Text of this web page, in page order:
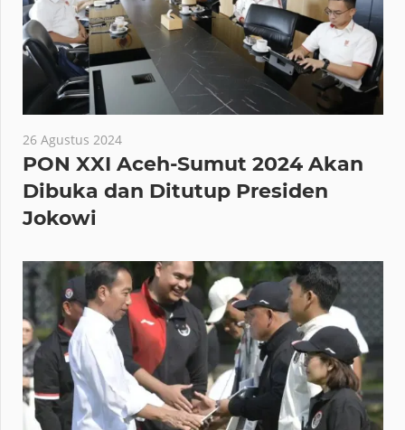
26 Agustus 2024
PON XXI Aceh-Sumut 2024 Akan
Dibuka dan Ditutup Presiden
Jokowi